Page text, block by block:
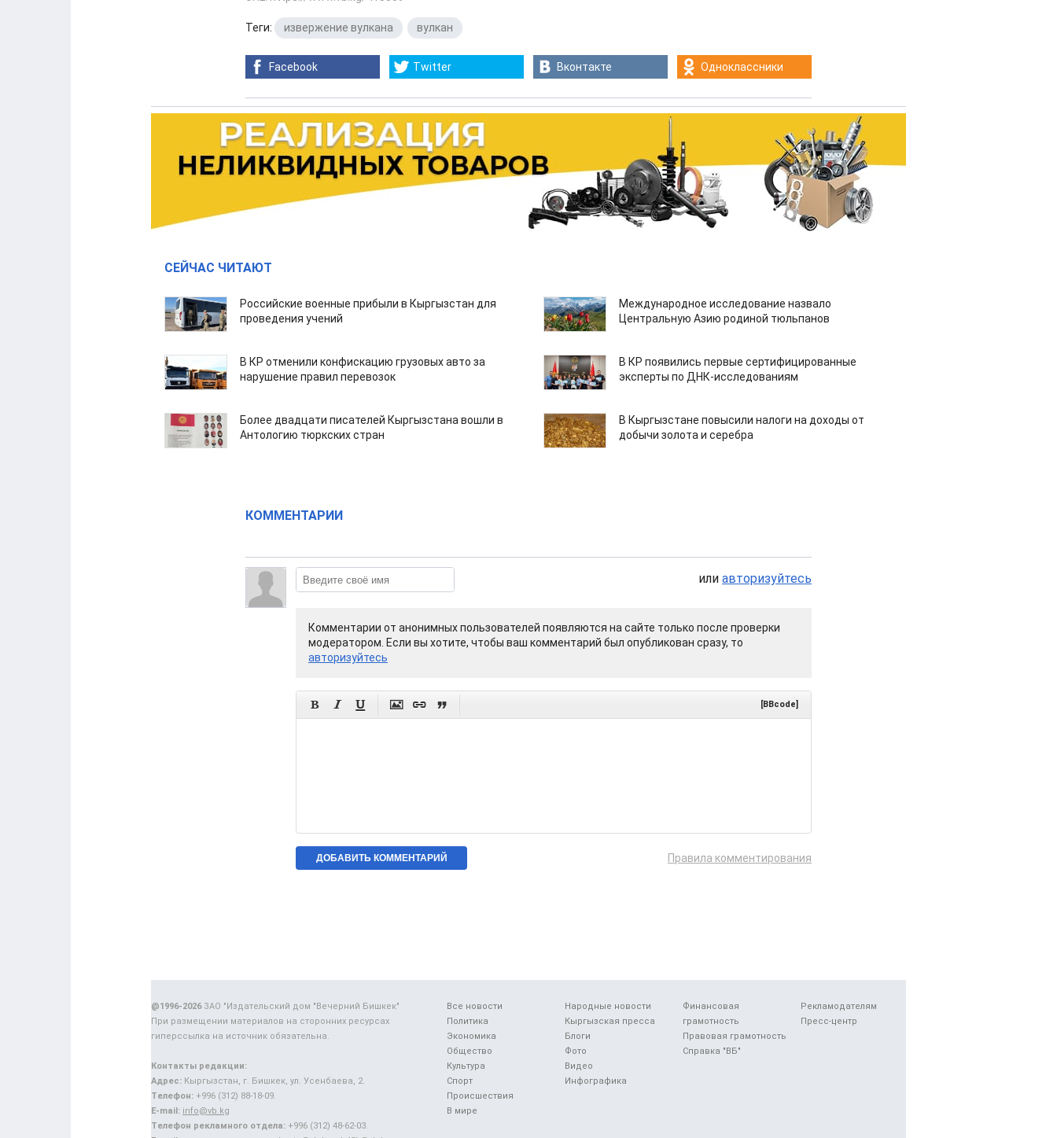
Теги: извержение вулкана вулкан
Facebook Twitter Вконтакте Одноклассники
СЕЙЧАС ЧИТАЮТ
Российские военные прибыли в Кыргызстан для
проведения учений
Международное исследование назвало
Центральную Азию родиной тюльпанов
В КР отменили конфискацию грузовых авто за
нарушение правил перевозок
В КР появились первые сертифицированные
эксперты по ДНК-исследованиям
Более двадцати писателей Кыргызстана вошли в
Антологию тюркских стран
В Кыргызстане повысили налоги на доходы от
добычи золота и серебра
КОММЕНТАРИИ
или авторизуйтесь
Комментарии от анонимных пользователей появляются на сайте только после проверки
модератором. Если вы хотите, чтобы ваш комментарий был опубликован сразу, то
авторизуйтесь
      [BBcode]
Правила комментирования
Все новости
Политика
Экономика
Общество
Культура
Спорт
Происшествия
В мире
Народные новости
Кыргызская пресса
Блоги
Фото
Видео
Инфографика
Финансовая
грамотность
Правовая грамотность
Справка "ВБ"
Рекламодателям
Пресс-центр
@1996-2026ЗАО "Издательский дом "Вечерний Бишкек"
При размещении материалов на сторонних ресурсах
гиперссылка на источник обязательна.
Контакты редакции:
Адрес: Кыргызстан, г. Бишкек, ул. Усенбаева, 2.
Телефон: +996 (312) 88-18-09.
E-mail: info@vb.kg
Телефон рекламного отдела: +996 (312) 48-62-03.